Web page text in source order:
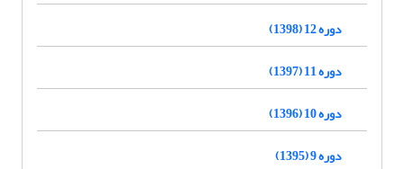
دوره 12 (1398)
دوره 11 (1397)
دوره 10 (1396)
دوره 9 (1395)